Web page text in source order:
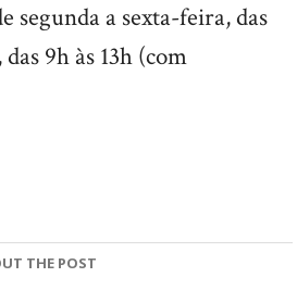
segunda a sexta-feira, das
9h às 13h (com
THE POST